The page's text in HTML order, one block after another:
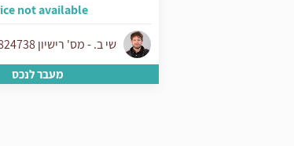
not available
שי ב. - מס' רישיון 30824738
מעבר לנכס